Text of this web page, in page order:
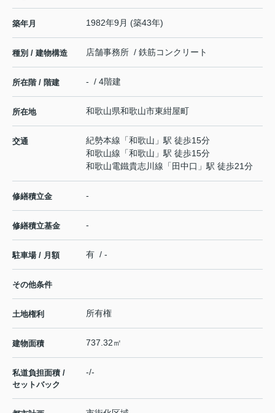
築年月 1982年9月 (築43年)
種別 / 建物構造 店舗事務所 / 鉄筋コンクリート
所在階 / 階建 - / 4階建
所在地 和歌山県和歌山市東紺屋町
交通 紀勢本線 「和歌山 」駅 徒歩15分
和歌山線 「和歌山 」駅 徒歩15分
和歌山電鐵貴志川線 「 田中口 」駅 徒歩21分
修繕積立金 -
修繕積立基金 -
駐車場 / 月額 有 / -
その他条件
土地権利 所有権
建物面積 737.32㎡
私道負担面積 /
セットバック
-/-